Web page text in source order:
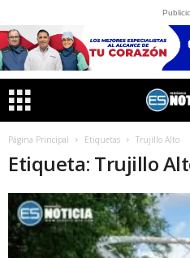
Página Principal Etiquetas Trujillo Alto
Etiqueta: Trujillo